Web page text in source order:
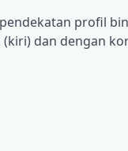
profil
dan dengan